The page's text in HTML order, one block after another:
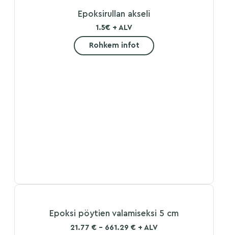
Epoksirullan akseli
1.5€ + ALV
Rohkem infot
Epoksi pöytien valamiseksi 5 cm
21.77 € - 661.29 € + ALV